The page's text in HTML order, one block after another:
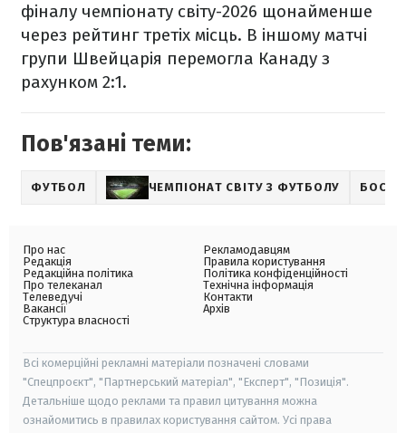
фіналу чемпіонату світу-2026 щонайменше
через рейтинг третіх місць. В іншому матчі
групи Швейцарія перемогла Канаду з
рахунком 2:1.
Пов'язані теми:
ФУТБОЛ ЧЕМПІОНАТ СВІТУ З ФУТБОЛУ
Про нас
Редакція
Редакційна політика
Про телеканал
Телеведучі
Вакансії
Структура власності
Рекламодавцям
Правила користування
Політика конфіденційності
Технічна інформація
Контакти
Архів
Всі комерційні рекламні матеріали позначені словами
"Спецпроєкт", "Партнерський матеріал", "Експерт", "Позиція".
Детальніше щодо реклами та правил цитування можна
ознайомитись в правилах користування сайтом. Усі права